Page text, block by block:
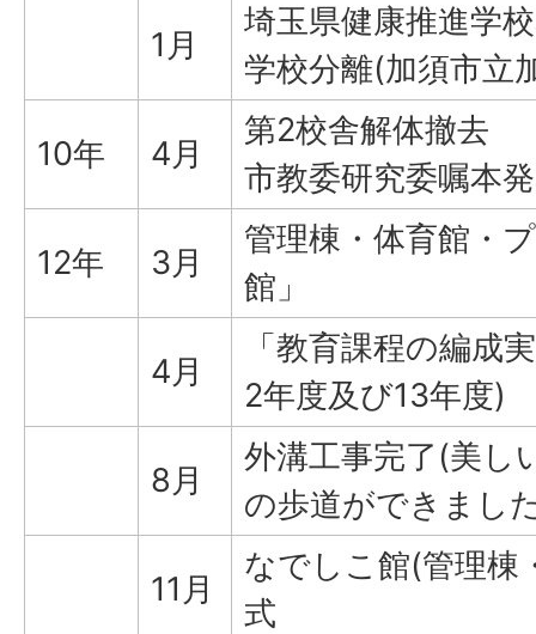
1月
埼玉県健康推進学
学校分離(加須市立
10年 4月
第2校舎解体撤去
市教委研究委嘱本
12年 3月
管理棟・体育館・
館」
4月
「教育課程の編成
2年度及び13年度)
8月
外溝工事完了(美し
の歩道ができまし
11月
なでしこ館(管理棟
式